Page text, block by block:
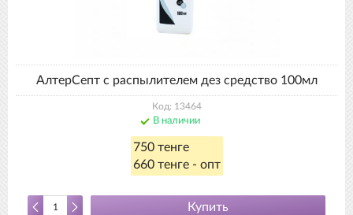
АлтерСепт с распылителем дез средство 100мл
Код: 13464
В наличии
750 тенге
660 тенге - опт
Купить